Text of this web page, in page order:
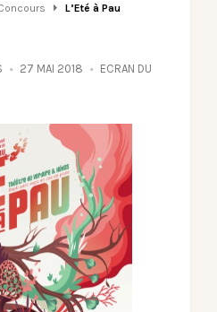
L’Eté à Pau
27 MAI 2018
ECRAN DU